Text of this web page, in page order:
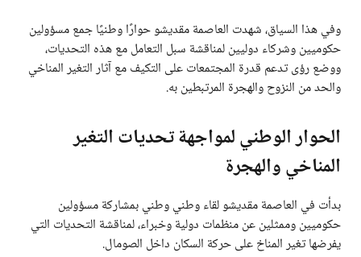
وفي هذا السياق، شهدت العاصمة مقديشو حوارًا وطنيًا جمع مسؤولين
حكوميين وشركاء دوليين لمناقشة سبل التعامل مع هذه التحديات،
ووضع رؤى تدعم قدرة المجتمعات على التكيف مع آثار التغير المناخي
والحد من النزوح والهجرة المرتبطين به.
الحوار الوطني لمواجهة تحديات التغير
المناخي والهجرة
بدأت في العاصمة مقديشو لقاء وطني وطني بمشاركة مسؤولين
حكوميين وممثلين عن منظمات دولية وخبراء، لمناقشة التحديات التي
يفرضها تغير المناخ على حركة السكان داخل الصومال.